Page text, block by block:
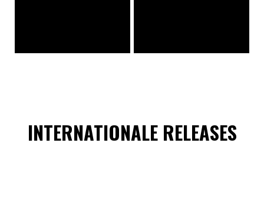
INTERNATIONALE RELEASES